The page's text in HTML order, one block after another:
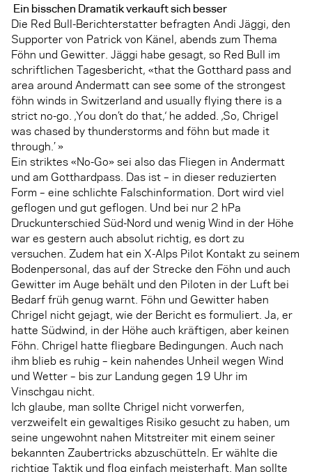
Ein bisschen Dramatik verkauft sich besser
Die Red Bull-Berichterstatter befragten Andi Jäggi, den
Supporter von Patrick von Känel, abends zum Thema
Föhn und Gewitter. Jäggi habe gesagt, so Red Bull im
schriftlichen Tagesbericht, «that the Gotthard pass and
area around Andermatt can see some of the strongest
föhn winds in Switzerland and usually flying there is a
strict no-go. ‚You don’t do that,‘ he added. ‚So, Chrigel
was chased by thunderstorms and föhn but made it
through.’ »
Ein striktes «No-Go» sei also das Fliegen in Andermatt
und am Gotthardpass. Das ist – in dieser reduzierten
Form – eine schlichte Falschinformation. Dort wird viel
geflogen und gut geflogen. Und bei nur 2 hPa
Druckunterschied Süd-Nord und wenig Wind in der Höhe
war es gestern auch absolut richtig, es dort zu
versuchen. Zudem hat ein X-Alps Pilot Kontakt zu seinem
Bodenpersonal, das auf der Strecke den Föhn und auch
Gewitter im Auge behält und den Piloten in der Luft bei
Bedarf früh genug warnt. Föhn und Gewitter haben
Chrigel nicht gejagt, wie der Bericht es formuliert. Ja, er
hatte Südwind, in der Höhe auch kräftigen, aber keinen
Föhn. Chrigel hatte fliegbare Bedingungen. Auch nach
ihm blieb es ruhig – kein nahendes Unheil wegen Wind
und Wetter – bis zur Landung gegen 19 Uhr im
Vinschgau nicht.
Ich glaube, man sollte Chrigel nicht vorwerfen,
verzweifelt ein gewaltiges Risiko gesucht zu haben, um
seine ungewohnt nahen Mitstreiter mit einem seiner
bekannten Zaubertricks abzuschütteln. Er wählte die
richtige Taktik und flog einfach meisterhaft. Man sollte